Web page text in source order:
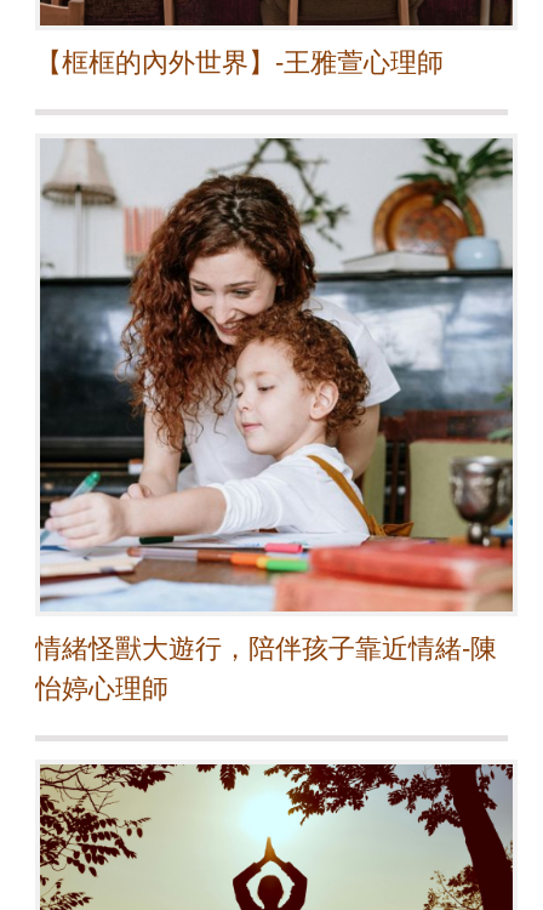
【框框的內外世界】-王雅萱心理師
情緒怪獸大遊行，陪伴孩子靠近情緒-陳
怡婷心理師